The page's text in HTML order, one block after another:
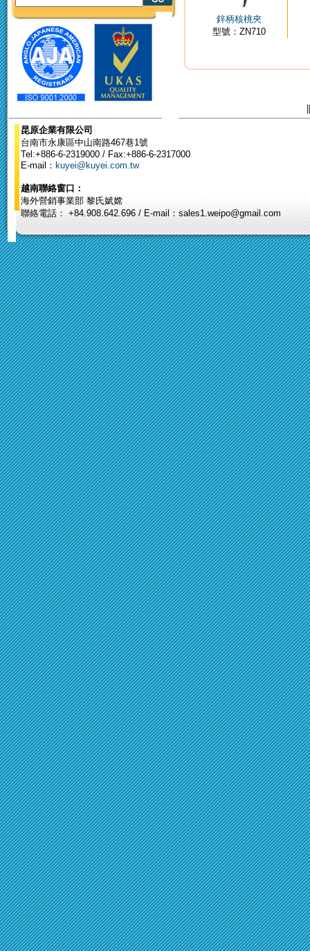
鋅柄核桃夾
型號：ZN710
昆原企業有限公司
台南市永康區中山南路467巷1號
Tel:+886-6-2319000 / Fax:+886-6-2317000
E-mail： kuyei@kuyei.com.tw
越南聯絡窗口：
海外營銷事業部 黎氏娬嫦
聯絡電話： +84.908.642.696 / E-mail：sales1.weipo@gmail.com